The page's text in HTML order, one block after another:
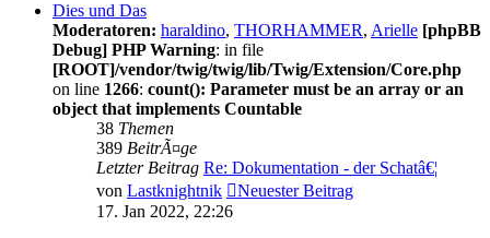
Dies und Das
Moderatoren: haraldino, THORHAMMER, Arielle [phpBB
Debug] PHP Warning: in file
[ROOT]/vendor/twig/twig/lib/Twig/Extension/Core.php
on line 1266: count(): Parameter must be an array or an
object that implements Countable
38 Themen
389 BeitrÃ¤ge
Letzter Beitrag Re: Dokumentation - der Schatâ€¦
von Lastknightnik
Neuester Beitrag
17. Jan 2022, 22:26